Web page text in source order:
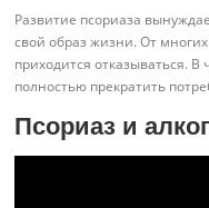
Развитие псориаза
свой образ жизни. От
приходится отказываться.
полностью прекратить
Псориаз и